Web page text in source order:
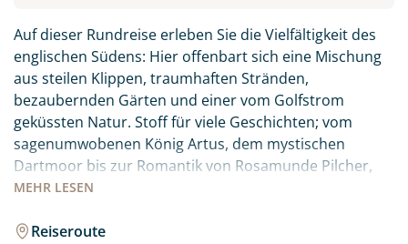
MEHR LESEN
Auf dieser Rundreise erleben Sie die Vielfältigkeit des
englischen Südens: Hier offenbart sich eine Mischung
aus steilen Klippen, traumhaften Stränden,
bezaubernden Gärten und einer vom Golfstrom
geküssten Natur. Stoff für viele Geschichten; vom
sagenumwobenen König Artus, dem mystischen
Dartmoor bis zur Romantik von Rosamunde Pilcher,
begegnen dem Lifestyle des einstigen Landadels und
wohnen Sie in ausgewählten B&B´s oder Hotels um die
Reiseroute